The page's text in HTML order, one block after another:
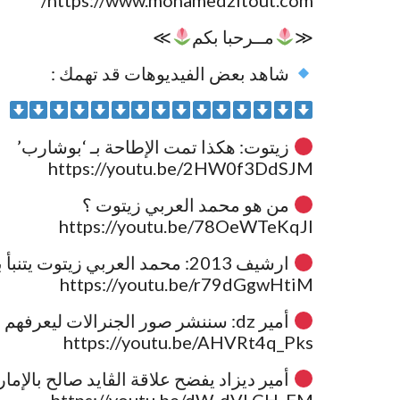
≪
مــرحبا بكم
≫
شاهد بعض الفيديوهات قد تهمك :
زيتوت: هكذا تمت الإطاحة بـ ‘بوشارب’
https://youtu.be/2HW0f3DdSJM
من هو محمد العربي زيتوت ؟
https://youtu.be/78OeWTeKqJI
ارشيف 2013: محمد العربي زيتوت يتنبأ بما يحدث الآن في الجزائر قبل ست سنوات
https://youtu.be/r79dGgwHtiM
أمير dz: سننشر صور الجنرالات ليعرفهم ابناء الجالية كي يلاحقوهم ويبهدلوهم في كل مكان
https://youtu.be/AHVRt4q_Pks
أمير ديزاد يفضح علاقة الڨايد صالح